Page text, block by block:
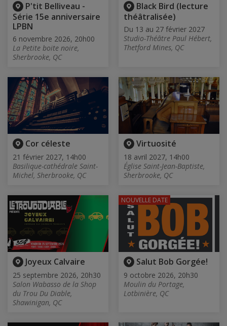
P'tit Belliveau -
Série 15e anniversaire
LPBN
6 novembre 2026, 20h00
La Petite boite noire,
Sherbrooke, QC
Black Bird (lecture
théâtralisée)
Du 13 au 27 février 2027
Studio-Théâtre Paul Hébert,
Thetford Mines, QC
Cor céleste
21 février 2027, 14h00
Basilique-cathédrale Saint-
Michel, Sherbrooke, QC
Virtuosité
18 avril 2027, 14h00
Église Saint-Jean-Baptiste,
Sherbrooke, QC
Joyeux Calvaire
25 septembre 2026, 20h30
Salon Wabasso de la Shop
du Trou Du Diable,
Shawinigan, QC
Salut Bob Gorgée!
9 octobre 2026, 20h30
Moulin du Portage,
Lotbinière, QC
NOUVELLE DATE